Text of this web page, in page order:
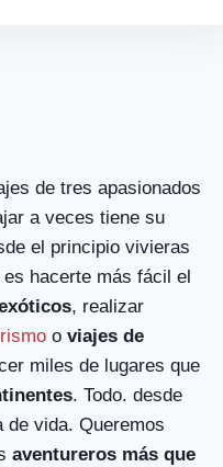
de tres apasionados
a veces tiene su
el principio vivieras
hacerte más fácil el
, realizar
o viajes de
miles de lugares que
. Todo. desde
de vida. Queremos
aventureros más que